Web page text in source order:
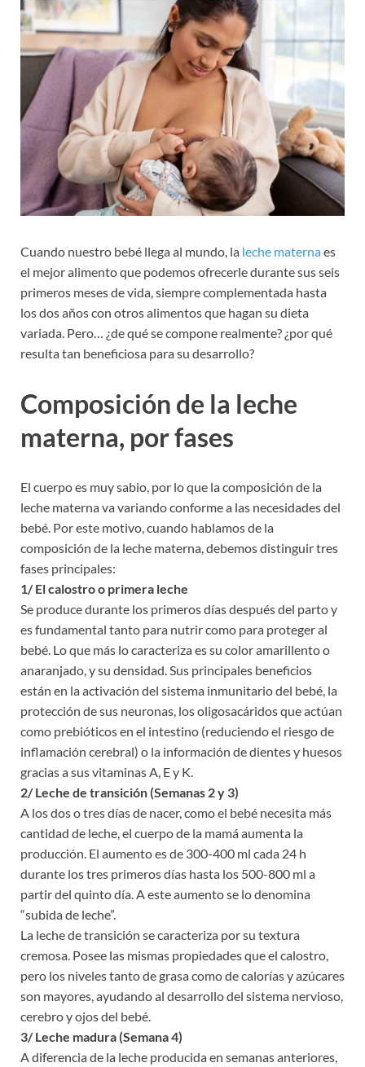
Cuando nuestro bebé llega al mundo, la leche maternaes
el mejor alimento que podemos ofrecerle durante sus seis
primeros meses de vida, siempre complementada hasta
los dos años con otros alimentos que hagan su dieta
variada. Pero… ¿de qué se compone realmente? ¿por qué
resulta tan beneficiosa para su desarrollo?
Composición de la leche
materna, por fases
El cuerpo es muy sabio, por lo que la composición de la
leche materna va variando conforme a las necesidades del
bebé. Por este motivo, cuando hablamos de la
composición de la leche materna, debemos distinguir tres
fases principales:
1/ El calostro o primera leche
Se produce durante los primeros días después del parto y
es fundamental tanto para nutrir como para proteger al
bebé. Lo que más lo caracteriza es su color amarillento o
anaranjado, y su densidad. Sus principales beneficios
están en la activación del sistema inmunitario del bebé, la
protección de sus neuronas, los oligosacáridos que actúan
como prebióticos en el intestino (reduciendo el riesgo de
inflamación cerebral) o la información de dientes y huesos
gracias a sus vitaminas A, E y K.
2/ Leche de transición (Semanas 2 y 3)
A los dos o tres días de nacer, como el bebé necesita más
cantidad de leche, el cuerpo de la mamá aumenta la
producción. El aumento es de 300-400 ml cada 24 h
durante los tres primeros días hasta los 500-800 ml a
partir del quinto día. A este aumento se lo denomina
“subida de leche”.
La leche de transición se caracteriza por su textura
cremosa. Posee las mismas propiedades que el calostro,
pero los niveles tanto de grasa como de calorías y azúcares
son mayores, ayudando al desarrollo del sistema nervioso,
cerebro y ojos del bebé.
3/ Leche madura (Semana 4)
A diferencia de la leche producida en semanas anteriores,